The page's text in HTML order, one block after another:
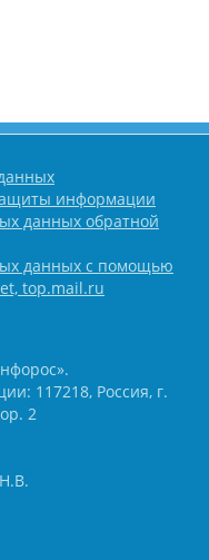
информации
данных обратной
данных с помощью
top.mail.ru
117218, Россия, г.
2